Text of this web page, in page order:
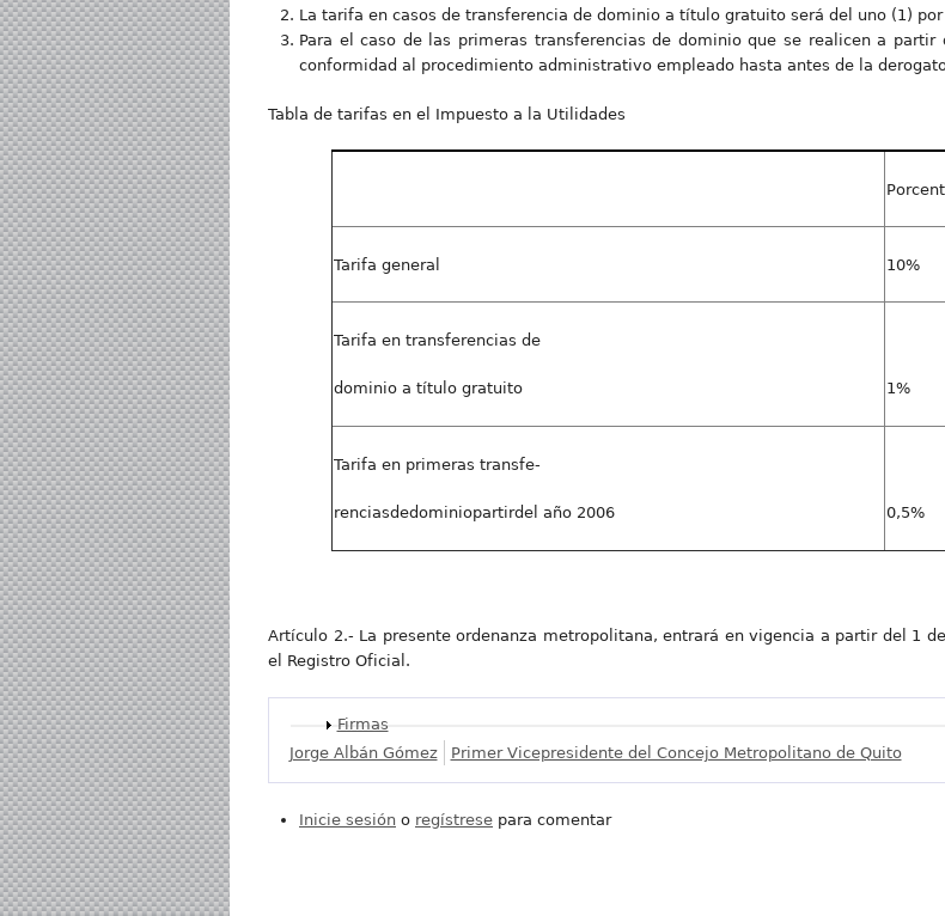
La tarifa en casos de transferencia de dominio a título gratuito será del uno (1)
Para el caso de las primeras transferencias de dominio que se realicen a
conformidad al procedimiento administrativo empleado hasta antes de la
Tabla de tarifas en el Impuesto a la Utilidades
Tarifa general 10%
Tarifa en transferencias de
dominio a título gratuito 1%
Tarifa en primeras transfe-
renciasdedominiopartirdel año 2006 0,5%
Artículo 2.- La presente ordenanza metropolitana, entrará en vigencia a partir del 1
el Registro Oficial.
Mostrar
Firmas
Jorge Albán Gómez Primer Vicepresidente del Concejo Metropolitano de Quito
Inicie sesión o regístrese para comentar